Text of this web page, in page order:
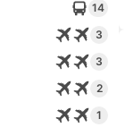
14
3
3
2
1